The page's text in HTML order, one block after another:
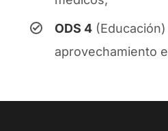
ODS 4
aprovechamiento